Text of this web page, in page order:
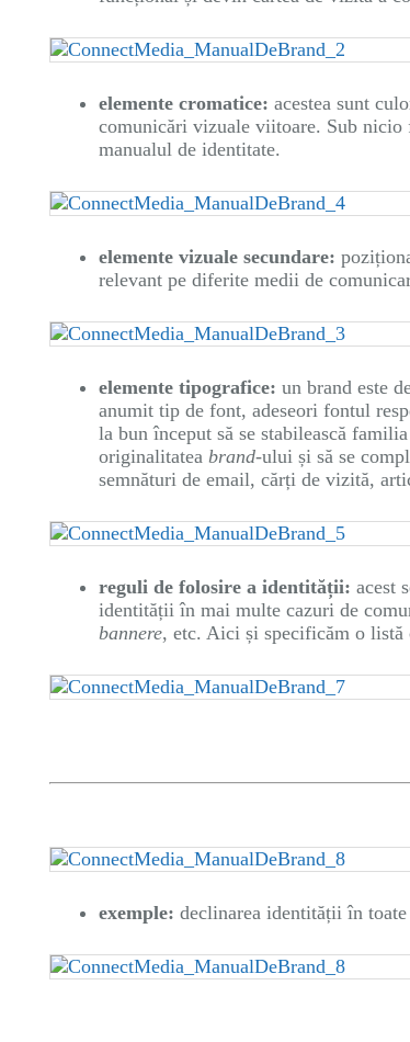
elemente cromatice: acestea sunt
comunicări vizuale viitoare. Sub
manualul de identitate.
elemente vizuale secundare:
relevant pe diferite medii de
elemente tipografice: un brand este
anumit tip de font, adeseori fontul
la bun început să se stabilească
originalitatea brand-ului și să se
semnături de email, cărți de vizită,
reguli de folosire a identității: acest
identității în mai multe cazuri de
bannere, etc. Aici și specificăm o listă
exemple: declinarea identității în